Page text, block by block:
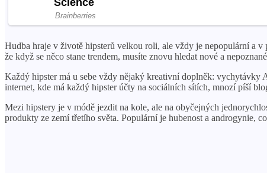
Hudba hraje v životě hipsterů velkou roli, ale vždy je nepopulární a
že když se něco stane trendem, musíte znovu hledat nové a
Každý hipster má u sebe vždy nějaký kreativní doplněk:
internet, kde má každý hipster účty na sociálních sítích, mnozí píší
Mezi hipstery je v módě jezdit na kole, ale na obyčejných
produkty ze zemí třetího světa. Populární je hubenost a androgynie,